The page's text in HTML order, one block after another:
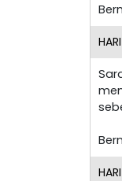
HARI
HARI